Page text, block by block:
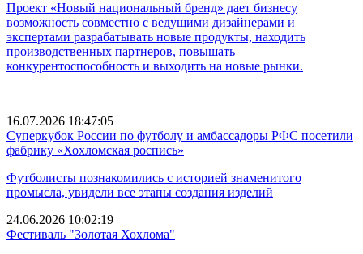
Проект «Новый национальный бренд» дает бизнесу
возможность совместно с ведущими дизайнерами и
экспертами разрабатывать новые продукты, находить
производственных партнеров, повышать
конкурентоспособность и выходить на новые рынки.
16.07.2026 18:47:05
Суперкубок России по футболу и амбассадоры РФС посетили
фабрику «Хохломская роспись»
Футболисты познакомились с историей знаменитого
промысла, увидели все этапы создания изделий
24.06.2026 10:02:19
Фестиваль "Золотая Хохлома"